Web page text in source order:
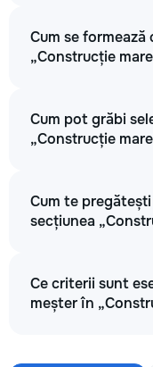
Cum se
„Construcție
Cum pot grăbi
„Construcție
Cum te
secțiunea
Ce criterii sunt
meșter în